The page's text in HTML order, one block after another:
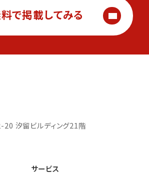
で掲載してみる
20 汐留ビルディング21階
サービス